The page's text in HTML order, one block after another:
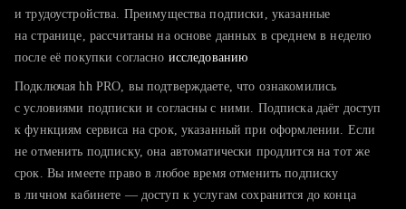
тратите много времени на поиск и вручную поднимаете
хотите сравнить себя с конкурентами и оценить шансы
и трудоустройства. Преимущества подписки, указанные
на странице, рассчитаны на основе данных в среднем в неделю
после её покупки согласно исследованию
Подключая hh PRO, вы подтверждаете, что ознакомились
с условиями подписки и согласны с ними. Подписка даёт доступ
к функциям сервиса на срок, указанный при оформлении. Если
не отменить подписку, она автоматически продлится на тот же
срок. Вы имеете право в любое время отменить подписку
в личном кабинете — доступ к услугам сохранится до конца